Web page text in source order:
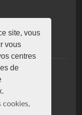
site, vous
vous
centres
de
cookies,